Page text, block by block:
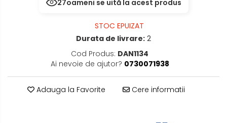
Întrerupătoare/Comutatoare
Ştechere/Stecher adaptor
27oameni se uită la acest produs
STOC EPUIZAT
Durata de livrare: 2
Cod Produs: DAN1134
Ai nevoie de ajutor? 0730071938
Adauga la Favorite Cere informatii